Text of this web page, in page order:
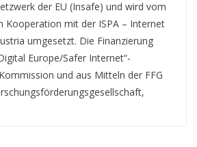
der EU (Insafe) und wird vom
Kooperation mit der ISPA – Internet
umgesetzt. Die Finanzierung
Europe/Safer Internet“-
und aus Mitteln der FFG